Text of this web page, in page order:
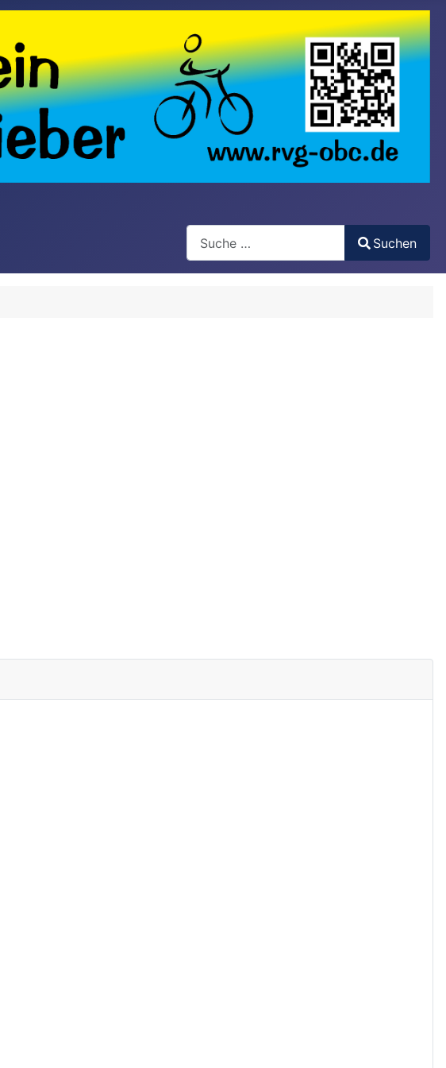
Type 2 or more characters for results.
Suchen